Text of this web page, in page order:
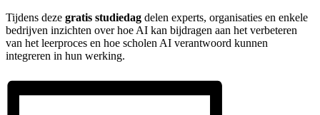
Tijdens deze gratis studiedag delen experts, organisaties en enkele
bedrijven inzichten over hoe AI kan bijdragen aan het verbeteren
van het leerproces en hoe scholen AI verantwoord kunnen
integreren in hun werking.